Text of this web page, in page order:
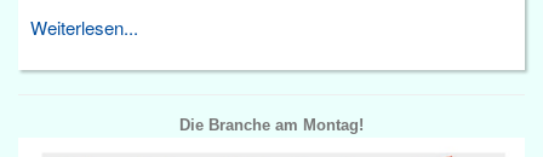
Weiterlesen...
Die Branche am Montag!